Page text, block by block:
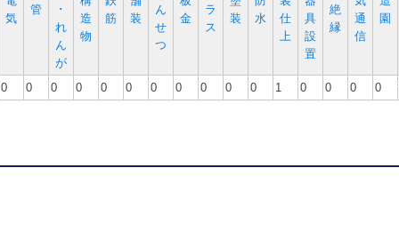
気
管
･
れ
ん
が
造
物
筋
装
ん
せ
つ
金
ラ
ス
装
水
仕
上
具
設
置
絶
縁
通
信
園
0 0 0 0 0 0 0 0 0 0 0 1 0 0 0 0